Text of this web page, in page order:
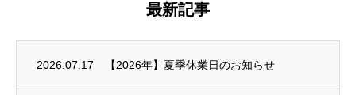
最新記事
2026.07.17 【2026年】夏季休業日のお知らせ